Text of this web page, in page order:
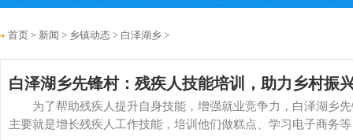
首页 > 新闻 > 乡镇动态 > 白泽湖乡 >
白泽湖乡先锋村：残疾人技能培训，助力乡村振
为了帮助残疾人提升自身技能，增强就业竞争力，白泽湖乡先
主要就是增长残疾人工作技能，培训他们做糕点、学习电子商务